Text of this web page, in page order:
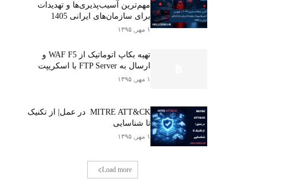
مهم‌ترین آسیب‌پذیری‌ها و تهدیدات
برای سازمان‌های ایرانی 1405
۱ مهر, ۱۳۹۵
تهیه بکاپ اتوماتیک از WAF F5 و
ارسال به FTP Server با اسکریپت
۱ مهر, ۱۳۹۵
MITRE ATT&CK در عمل| از تکنیک
تا شناسایی
۱ مهر, ۱۳۹۵
Load more